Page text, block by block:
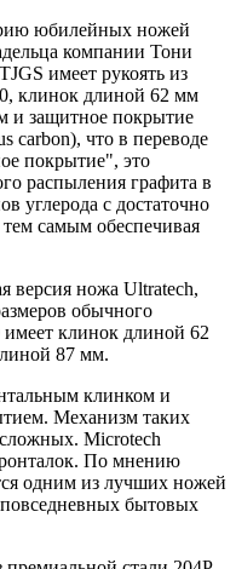
юбилейных ножей
компании Тони
имеет рукоять из
клинок длиной 62 мм
и защитное покрытие
carbon), что в переводе
покрытие", это
распыления графита в
углерода с достаточно
самым обеспечивая
версия ножа Ultratech,
обычного
клинок длиной 62
87 мм.
клинком и
Механизм таких
Microtech
По мнению
одним из лучших ножей
бытовых